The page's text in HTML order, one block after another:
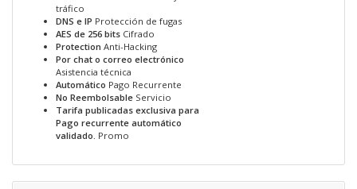
tráfico
DNS e IP Protección de fugas
AES de 256 bits Cifrado
Protection Anti-Hacking
Por chat o correo electrónico
Asistencia técnica
Automático Pago Recurrente
No Reembolsable Servicio
Tarifa publicadas exclusiva para
Pago recurrente automático
validado. Promo